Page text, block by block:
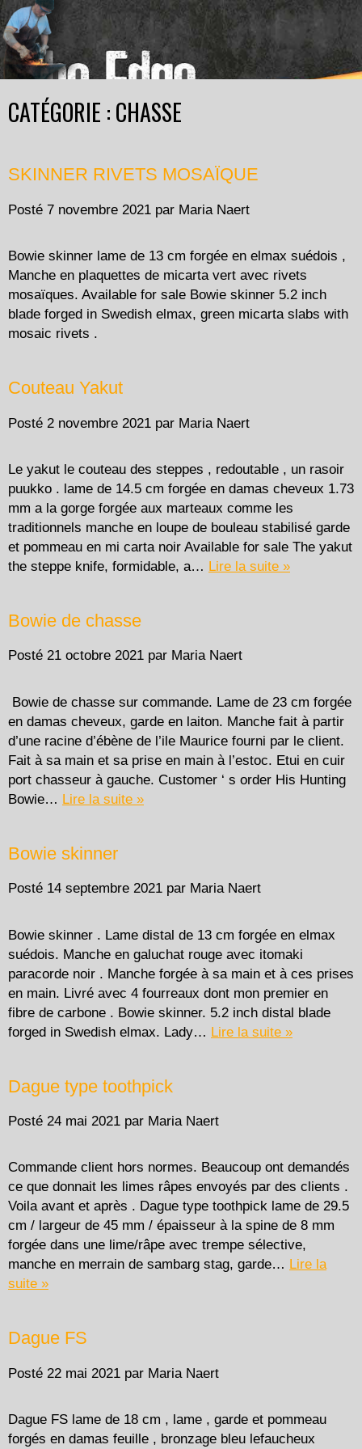
CATÉGORIE : CHASSE
SKINNER RIVETS MOSAÏQUE
Posté 7 novembre 2021 par Maria Naert
Bowie skinner lame de 13 cm forgée en elmax suédois ,
Manche en plaquettes de micarta vert avec rivets
mosaïques. Available for sale Bowie skinner 5.2 inch
blade forged in Swedish elmax, green micarta slabs with
mosaic rivets .
Couteau Yakut
Posté 2 novembre 2021 par Maria Naert
Le yakut le couteau des steppes , redoutable , un rasoir
puukko . lame de 14.5 cm forgée en damas cheveux 1.73
mm a la gorge forgée aux marteaux comme les
traditionnels manche en loupe de bouleau stabilisé garde
et pommeau en mi carta noir Available for sale The yakut
the steppe knife, formidable, a… Lire la suite »
Bowie de chasse
Posté 21 octobre 2021 par Maria Naert
Bowie de chasse sur commande. Lame de 23 cm forgée
en damas cheveux, garde en laiton. Manche fait à partir
d’une racine d’ébène de l’ile Maurice fourni par le client.
Fait à sa main et sa prise en main à l’estoc. Etui en cuir
port chasseur à gauche. Customer ‘ s order His Hunting
Bowie… Lire la suite »
Bowie skinner
Posté 14 septembre 2021 par Maria Naert
Bowie skinner . Lame distal de 13 cm forgée en elmax
suédois. Manche en galuchat rouge avec itomaki
paracorde noir . Manche forgée à sa main et à ces prises
en main. Livré avec 4 fourreaux dont mon premier en
fibre de carbone . Bowie skinner. 5.2 inch distal blade
forged in Swedish elmax. Lady… Lire la suite »
Dague type toothpick
Posté 24 mai 2021 par Maria Naert
Commande client hors normes. Beaucoup ont demandés
ce que donnait les limes râpes envoyés par des clients .
Voila avant et après . Dague type toothpick lame de 29.5
cm / largeur de 45 mm / épaisseur à la spine de 8 mm
forgée dans une lime/râpe avec trempe sélective,
manche en merrain de sambarg stag, garde… Lire la
suite »
Dague FS
Posté 22 mai 2021 par Maria Naert
Dague FS lame de 18 cm , lame , garde et pommeau
forgés en damas feuille , bronzage bleu lefaucheux